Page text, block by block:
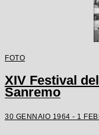
FOTO
XIV Festival
Sanremo
30 GENNAIO 1964 - 1